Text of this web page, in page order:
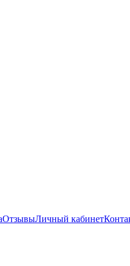
ОтзывыЛичный кабинет